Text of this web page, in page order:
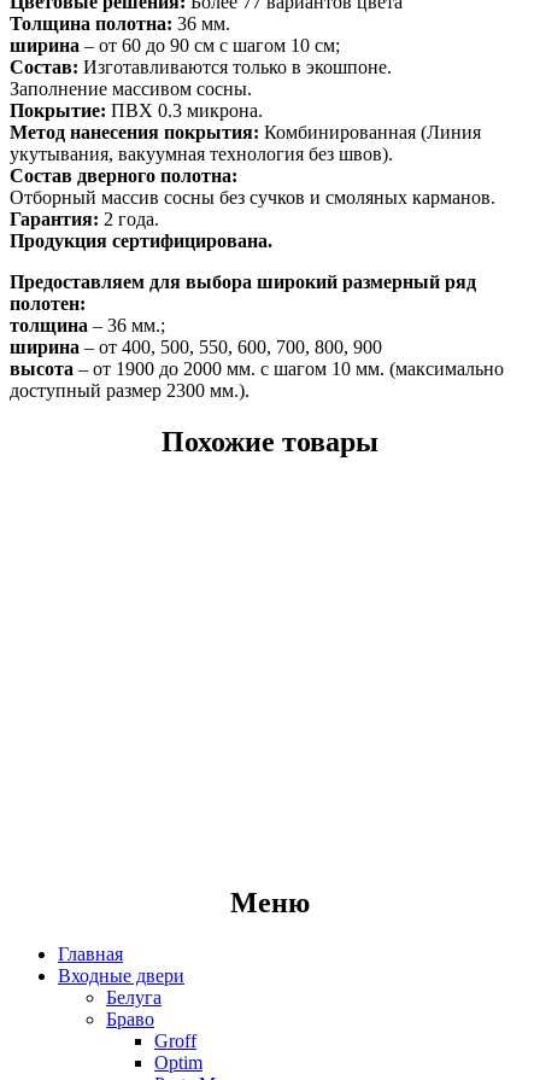
Толщина полотна: 36 мм.
ширина – от 60 до 90 см с шагом 10 см;
Состав: Изготавливаются только в экошпоне.
Заполнение массивом сосны.
Покрытие: ПВХ 0.3 микрона.
Метод нанесения покрытия: Комбинированная (Линия
укутывания, вакуумная технология без швов).
Состав дверного полотна:
Отборный массив сосны без сучков и смоляных карманов.
Гарантия: 2 года.
Продукция сертифицирована.
Предоставляем для выбора широкий размерный ряд
полотен:
толщина – 36 мм.;
ширина – от 400, 500, 550, 600, 700, 800, 900
высота – от 1900 до 2000 мм. с шагом 10 мм. (максимально
доступный размер 2300 мм.).
Похожие товары
Меню
Главная
Входные двери
Белуга
Браво
Groff
Optim